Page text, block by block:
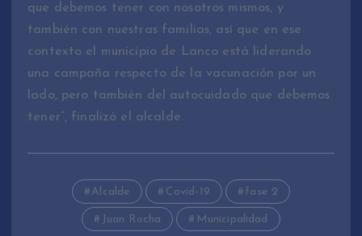
que debemos tener con nosotros mismos, y
también con nuestras familias, así que en ese
contexto el municipio de Lanco está liderando
una campaña respecto de la vacunación por un
lado, pero también del autocuidado que debemos
tener”, finalizó el alcalde.
Alcalde Covid-19 fase 2
Juan Rocha Municipalidad